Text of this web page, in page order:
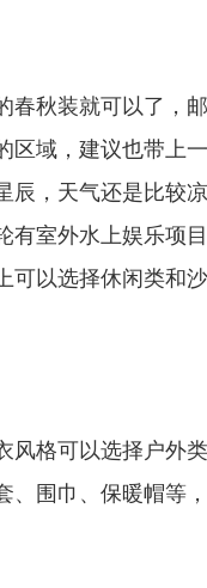
春秋装就可以了，
区域，建议也带上
辰，天气还是比较
有室外水上娱乐项
可以选择休闲类和
风格可以选择户外
、围巾、保暖帽等